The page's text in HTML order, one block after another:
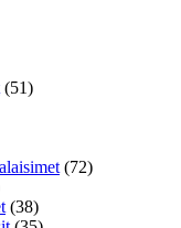
(51)
(72)
(38)